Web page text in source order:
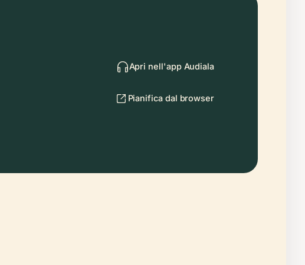
Apri nell'app Audiala
Pianifica dal browser